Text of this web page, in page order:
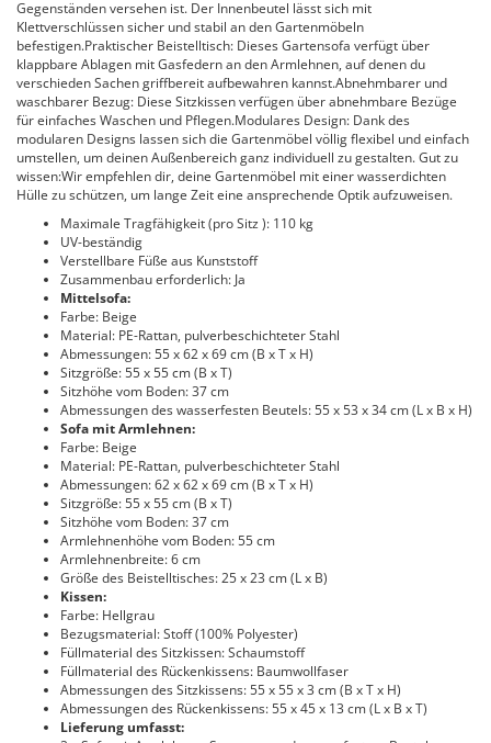
Gegenständen versehen ist. Der Innenbeutel lässt sich mit
Klettverschlüssen sicher und stabil an den Gartenmöbeln
befestigen.Praktischer Beistelltisch: Dieses Gartensofa verfügt über
klappbare Ablagen mit Gasfedern an den Armlehnen, auf denen du
verschieden Sachen griffbereit aufbewahren kannst.Abnehmbarer und
waschbarer Bezug: Diese Sitzkissen verfügen über abnehmbare Bezüge
für einfaches Waschen und Pflegen.Modulares Design: Dank des
modularen Designs lassen sich die Gartenmöbel völlig flexibel und einfach
umstellen, um deinen Außenbereich ganz individuell zu gestalten. Gut zu
wissen:Wir empfehlen dir, deine Gartenmöbel mit einer wasserdichten
Hülle zu schützen, um lange Zeit eine ansprechende Optik aufzuweisen.
Maximale Tragfähigkeit (pro Sitz ): 110 kg
UV-beständig
Verstellbare Füße aus Kunststoff
Zusammenbau erforderlich: Ja
Mittelsofa:
Farbe: Beige
Material: PE-Rattan, pulverbeschichteter Stahl
Abmessungen: 55 x 62 x 69 cm (B x T x H)
Sitzgröße: 55 x 55 cm (B x T)
Sitzhöhe vom Boden: 37 cm
Abmessungen des wasserfesten Beutels: 55 x 53 x 34 cm (L x B x H)
Sofa mit Armlehnen:
Farbe: Beige
Material: PE-Rattan, pulverbeschichteter Stahl
Abmessungen: 62 x 62 x 69 cm (B x T x H)
Sitzgröße: 55 x 55 cm (B x T)
Sitzhöhe vom Boden: 37 cm
Armlehnenhöhe vom Boden: 55 cm
Armlehnenbreite: 6 cm
Größe des Beistelltisches: 25 x 23 cm (L x B)
Kissen:
Farbe: Hellgrau
Bezugsmaterial: Stoff (100% Polyester)
Füllmaterial des Sitzkissen: Schaumstoff
Füllmaterial des Rückenkissens: Baumwollfaser
Abmessungen des Sitzkissens: 55 x 55 x 3 cm (B x T x H)
Abmessungen des Rückenkissens: 55 x 45 x 13 cm (L x B x T)
Lieferung umfasst: